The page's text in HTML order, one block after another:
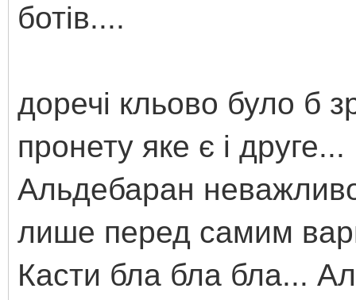
ботів....
доречі кльово було б
пронету яке є і
Альдебаран
лише перед самим
Касти бла бла бла...